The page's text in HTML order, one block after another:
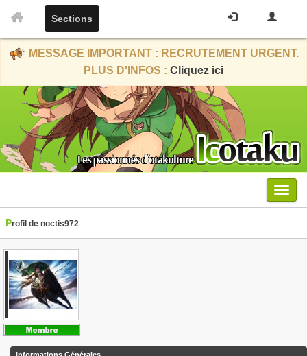
Sections
MESSAGE IMPORTANT : RECRUTEMENT URGENT.
PLUS D'INFOS : Cliquez ici
Menu
Profil de noctis972